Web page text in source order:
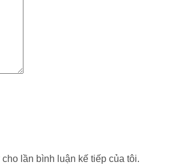
lần bình luận kế tiếp của tôi.